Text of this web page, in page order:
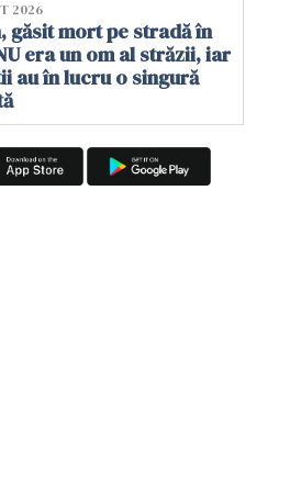
2026
găsit mort pe stradă în
era un om al străzii, iar
au în lucru o singură